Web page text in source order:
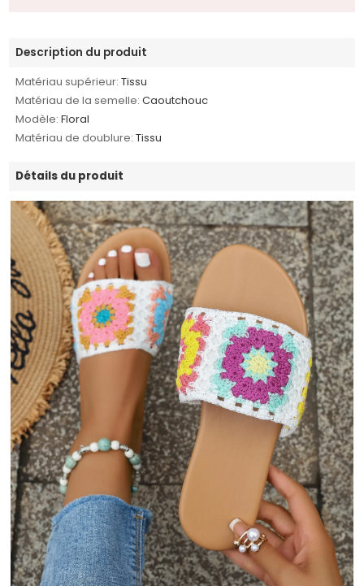
Description du produit
Matériau supérieur: Tissu
Matériau de la semelle: Caoutchouc
Modèle: Floral
Matériau de doublure: Tissu
Détails du produit